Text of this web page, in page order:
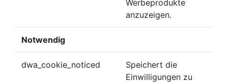
Werbeprodukte
anzuzeigen.
Notwendig
dwa_cookie_noticed
Speichert die
Einwilligungen zu